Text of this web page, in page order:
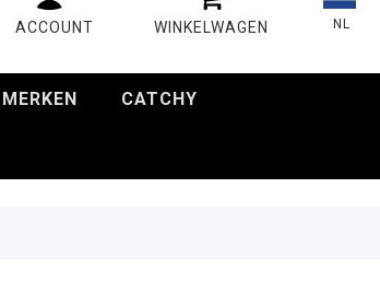
NL
MERKEN CATCHY